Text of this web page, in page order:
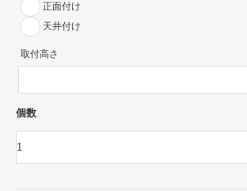
正面付け
天井付け
取付高さ
個数